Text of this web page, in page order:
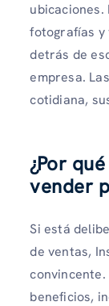
fotografías y
detrás de
empresa.
cotidiana,
¿Por
vender
Si está
de ventas,
beneficios,